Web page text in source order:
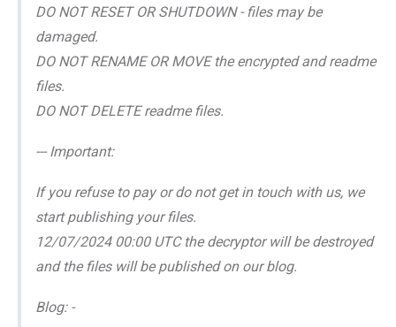
DO NOT RESET OR SHUTDOWN - files may be
damaged.
DO NOT RENAME OR MOVE the encrypted and readme
files.
DO NOT DELETE readme files.
--- Important:
If you refuse to pay or do not get in touch with us, we
start publishing your files.
12/07/2024 00:00 UTC the decryptor will be destroyed
and the files will be published on our blog.
Blog: -